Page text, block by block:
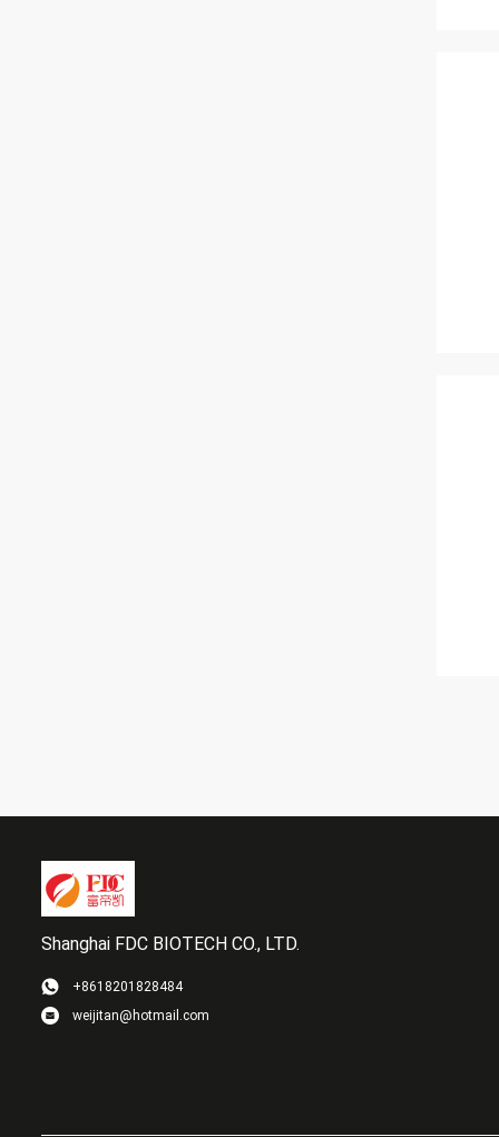
Shanghai FDC BIOTECH CO., LTD.
+8618201828484
weijitan@hotmail.com